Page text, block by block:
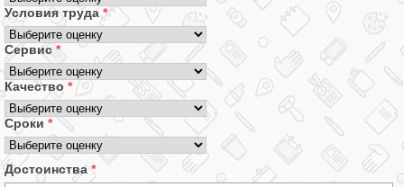
Условия труда*
Сервис*
Качество *
Сроки *
Достоинства*